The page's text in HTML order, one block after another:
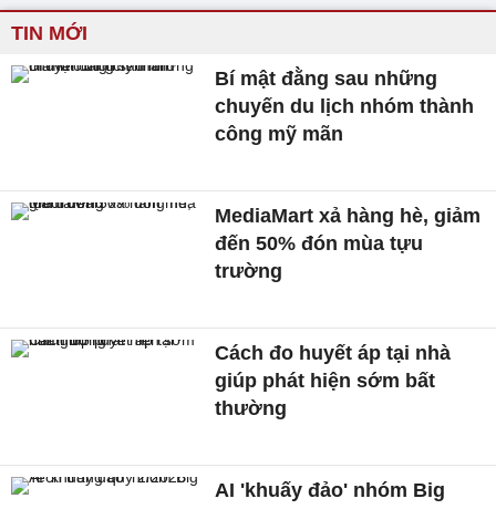
TIN MỚI
Bí mật đằng sau những
chuyến du lịch nhóm thành
công mỹ mãn
MediaMart xả hàng hè, giảm
đến 50% đón mùa tựu
trường
Cách đo huyết áp tại nhà
giúp phát hiện sớm bất
thường
AI 'khuấy đảo' nhóm Big